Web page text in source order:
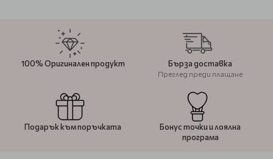
100% Оригинален продукт Бърза доставка
Преглед преди плащане
Подарък към поръчката
Бонус точки и лоялна
програма